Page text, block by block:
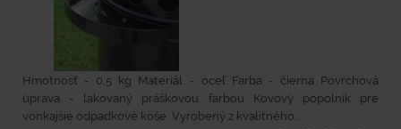
Hmotnosť - 0,5 kg Materiál - oceľ Farba - čierna Povrchová
úprava - lakovaný práškovou farbou Kovový popolník pre
vonkajšie odpadkové koše. Vyrobený z kvalitného...